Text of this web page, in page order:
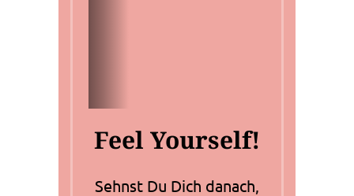
Feel Yourself!
Sehnst Du Dich danach,